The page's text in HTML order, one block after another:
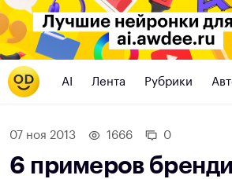
AI Лента Рубрики
07 ноя 2013 1666 0
6 примеров